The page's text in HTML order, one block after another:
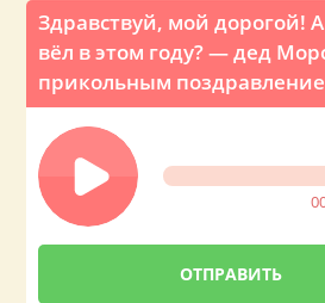
Здравствуй, мой дорогой!
вёл в этом году? — дед
прикольным